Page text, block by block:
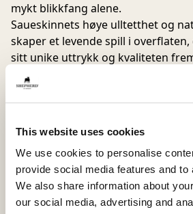
This website uses cookies
We use cookies to personalise
provide social media features and to
We also share information about
our social media, advertising and
mykt blikkfang alene.
Saueskinnets høye ulltetthet og
skaper et levende spill i
sitt unike uttrykk og kvaliteten
Innputen er generøst fylt med en
silikonperler og andefjær som gir
situasjonen.
Trekket har skjult glidelås og kan
enkel rengjøring.